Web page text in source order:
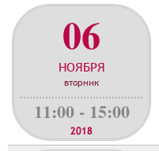
06
НОЯБРЯ
вторник
11:00 - 15:00
2018